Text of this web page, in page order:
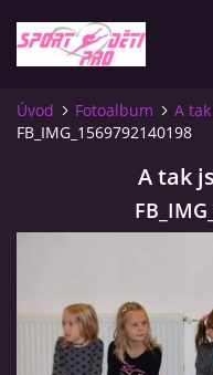
ÚVOD
PLATEBNÍ PODMÍNKY
Úvod Fotoalbum
A
FB_IMG_1569792140198
A tak